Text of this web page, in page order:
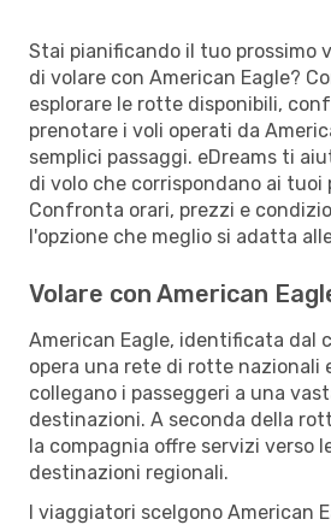
Stai pianificando il tuo prossimo
di volare con American Eagle?
esplorare le rotte disponibili,
prenotare i voli operati da
semplici passaggi. eDreams ti
di volo che corrispondano ai tuoi
Confronta orari, prezzi e
l'opzione che meglio si adatta
Volare con American
American Eagle, identificata dal
opera una rete di rotte nazionali
collegano i passeggeri a una
destinazioni. A seconda della
la compagnia offre servizi verso
destinazioni regionali.
I viaggiatori scelgono American